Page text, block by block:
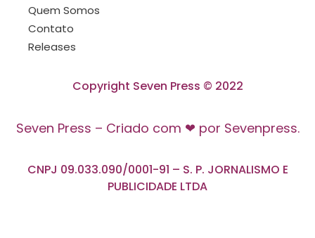
Quem Somos
Contato
Releases
Copyright Seven Press © 2022
Seven Press – Criado com ❤ por Sevenpress.
CNPJ 09.033.090/0001-91 – S. P. JORNALISMO E
PUBLICIDADE LTDA